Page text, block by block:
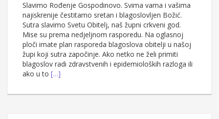
Slavimo Rođenje Gospodinovo. Svima vama i vašima
najiskrenije čestitamo sretan i blagoslovljen Božić.
Sutra slavimo Svetu Obitelj, naš župni crkveni god.
Mise su prema nedjeljnom rasporedu. Na oglasnoj
ploči imate plan rasporeda blagoslova obitelji u našoj
župi koji sutra započinje. Ako netko ne želi primiti
blagoslov radi zdravstvenih i epidemioloških razloga ili
ako u to […]